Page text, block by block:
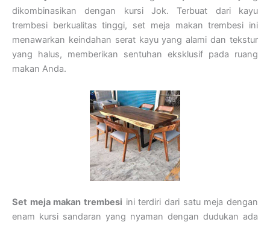
dikombinasikan dengan kursi Jok. Terbuat dari kayu
trembesi berkualitas tinggi, set meja makan trembesi ini
menawarkan keindahan serat kayu yang alami dan tekstur
yang halus, memberikan sentuhan eksklusif pada ruang
makan Anda.
Set meja makan trembesi ini terdiri dari satu meja dengan
enam kursi sandaran yang nyaman dengan dudukan ada